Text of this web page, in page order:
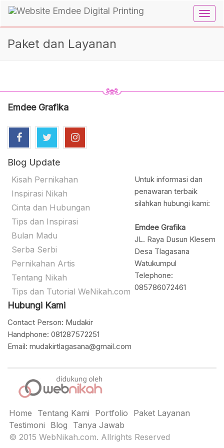
Paket dan Layanan
Emdee Grafika
Blog Update
Kisah Pernikahan
Inspirasi Nikah
Cinta dan Hubungan
Tips dan Inspirasi
Bulan Madu
Serba Serbi
Pernikahan Artis
Tentang Nikah
Tips dan Tutorial WeNikah.com
Hubungi Kami
Untuk informasi dan
penawaran terbaik
silahkan hubungi kami:
Emdee Grafika
JL. Raya Dusun Klesem
Desa Tlagasana
Watukumpul
Telephone:
085786072461
Contact Person: Mudakir
Handphone: 081287572251
Email: mudakirtlagasana@gmail.com
Home Tentang Kami Portfolio
Paket Layanan
Testimoni
Blog
Tanya Jawab
© 2015 WebNikah.com. Allrights Reserved